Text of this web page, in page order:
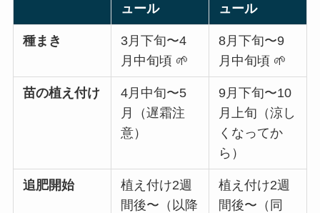
ュール
ュール
種まき
3月下旬〜4
月中旬頃 🌱
8月下旬〜9
月中旬頃 🌱
苗の植え付け
4月中旬〜5
月（遅霜注
意）
9月下旬〜10
月上旬（涼し
くなってか
ら）
追肥開始
植え付け2週
間後〜（以降
植え付け2週
間後〜（同